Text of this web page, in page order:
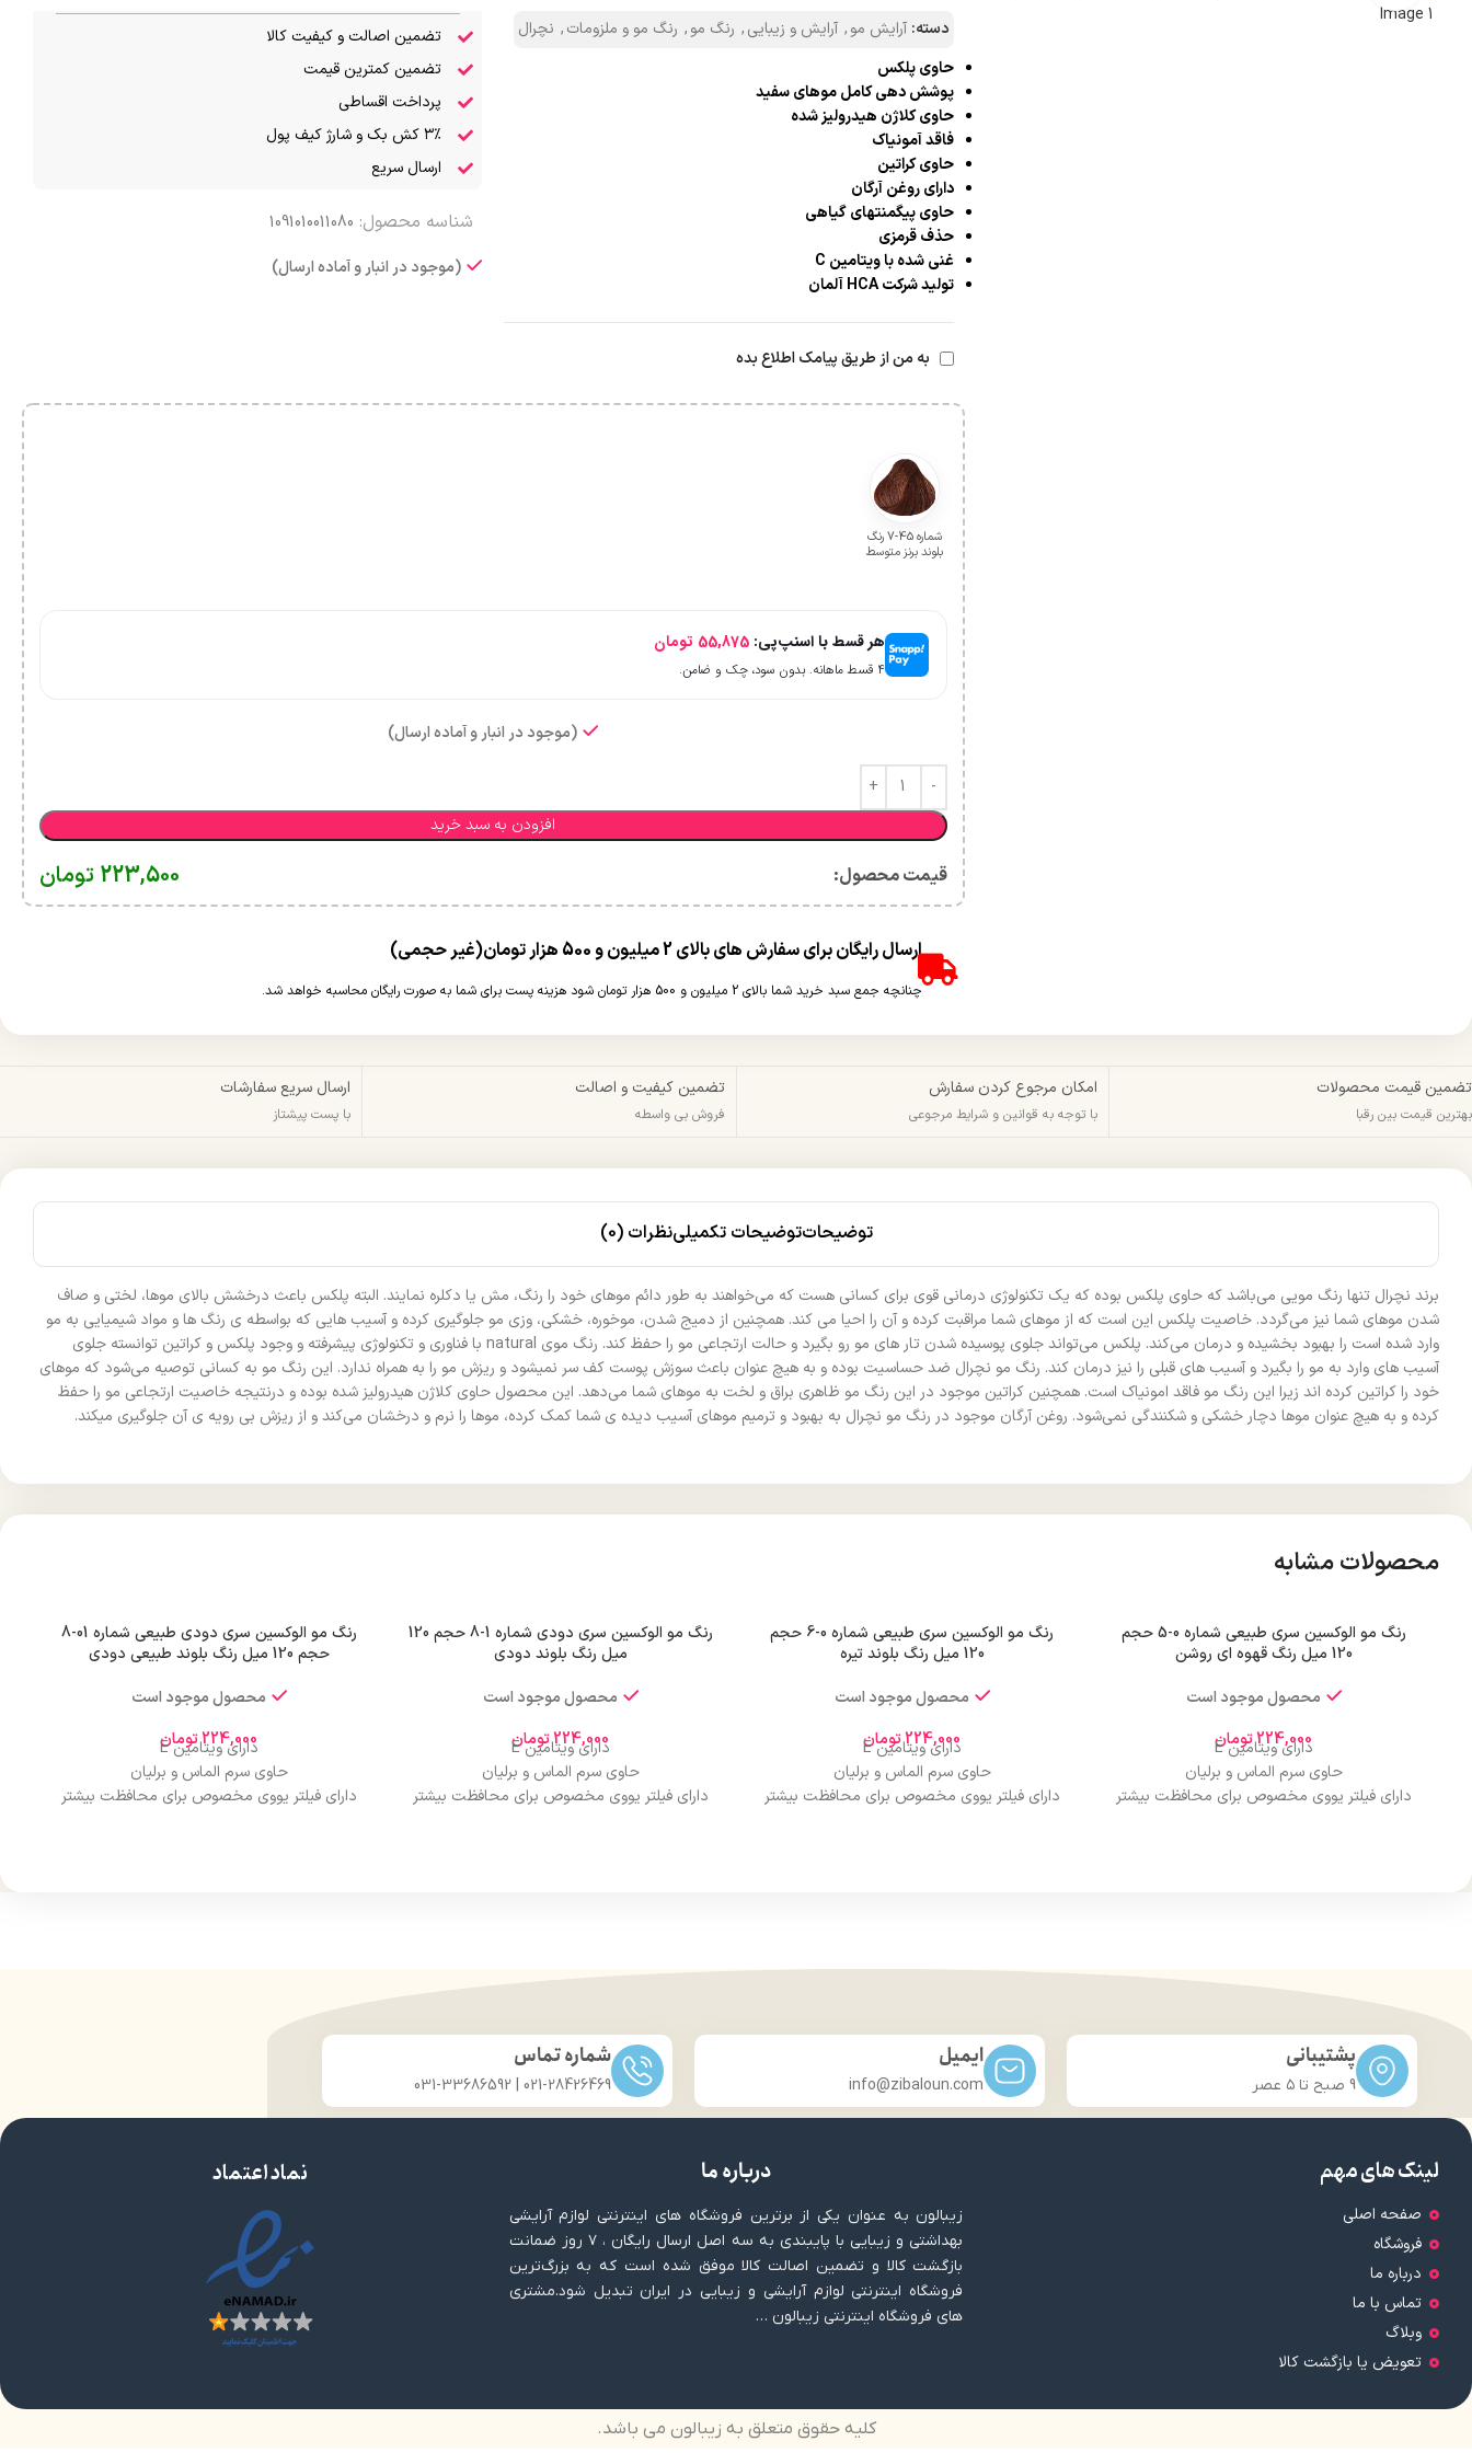
دسته: آرایش مو, آرایش و زیبایی, رنگ مو, رنگ مو و ملزومات, نچرال
حاوی پلکس
پوشش دهی کامل موهای سفید
حاوی کلاژن هیدرولیز شده
فاقد آمونیاک
حاوی کراتین
دارای روغن آرگان
حاوی پیگمنتهای گیاهی
حذف قرمزی
غنی شده با ویتامین C
تولید شرکت HCA آلمان
به من از طریق پیامک اطلاع بده
تضمین اصالت و کیفیت کالا
تضمین کمترین قیمت
پرداخت اقساطی
۳٪ کش بک و شارژ کیف پول
ارسال سریع
شناسه محصول: 1091010011080
(موجود در انبار و آماده ارسال)
شماره 45-7 رنگ
بلوند برنز متوسط
هر قسط با اسنپ‌پی:55,875 تومان
۴ قسط ماهانه. بدون سود، چک و ضامن.
(موجود در انبار و آماده ارسال)
افزودن به سبد خرید
قیمت محصول:​ 223,500 تومان
ارسال رایگان برای سفارش های بالای 2 میلیون و 500 هزار تومان(غیر حجمی)
چنانچه جمع سبد خرید شما بالای 2 میلیون و 500 هزار تومان شود هزینه پست برای شما به صورت رایگان محاسبه خواهد شد.
تضمین قیمت محصولات
بهترین قیمت بین رقبا
امکان مرجوع کردن سفارش
با توجه به قوانین و شرایط مرجوعی
تضمین کیفیت و اصالت
فروش بی واسطه
ارسال سریع سفارشات
با پست پیشتاز
توضیحاتتوضیحات تکمیلینظرات (0)
برند نچرال تنها رنگ مویی می‌باشد که حاوی پلکس بوده که یک تکنولوژی درمانی قوی برای کسانی هست که می‌خواهند به طور دائم موهای خود را رنگ، مش یا دکلره نمایند. البته پلکس باعث درخشش بالای موها، لختی و صاف
شدن موهای شما نیز می‌گردد. خاصیت پلکس این است که از موهای شما مراقبت کرده و آن را احیا می کند. همچنین از دمیج شدن، موخوره، خشکی، وزی مو جلوگیری کرده و آسیب هایی که بواسطه ی رنگ ها و مواد شیمیایی به مو
وارد شده است را بهبود بخشیده و درمان می‌کند. پلکس می‌تواند جلوی پوسیده شدن تار های مو رو بگیرد و حالت ارتجاعی مو را حفظ کند. رنگ موی natural با فناوری و تکنولوژی پیشرفته و وجود پلکس و کراتین توانسته جلوی
آسیب های وارد به مو را بگیرد و آسیب های قبلی را نیز درمان کند. رنگ مو نچرال ضد حساسیت بوده و به هیچ عنوان باعث سوزش پوست کف سر نمیشود و ریزش مو را به همراه ندارد. این رنگ مو به کسانی توصیه می‌شود که موهای
خود را کراتین کرده اند زیرا این رنگ مو فاقد امونیاک است. همچنین کراتین موجود در این رنگ مو ظاهری براق و لخت به موهای شما می‌دهد. این محصول حاوی کلاژن هیدرولیز شده بوده و درنتیجه خاصیت ارتجاعی مو را حفظ
کرده و به هیچ عنوان موها دچار خشکی و شکنندگی نمی‌شود. روغن آرگان موجود در رنگ مو نچرال به بهبود و ترمیم موهای آسیب دیده ی شما کمک کرده، موها را نرم و درخشان می‌کند و از ریزش بی رویه ی آن جلوگیری میکند.
محصولات مشابه
رنگ مو الوکسین سری طبیعی شماره 0-5 حجم
120 میل رنگ قهوه ای روشن
محصول موجود است
224,000تومان
دارای ویتامین E
حاوی سرم الماس و برلیان
دارای فیلتر یووی مخصوص برای محافظت بیشتر
رنگ مو الوکسین سری طبیعی شماره 0-6 حجم
120 میل رنگ بلوند تیره
محصول موجود است
224,000تومان
دارای ویتامین E
حاوی سرم الماس و برلیان
دارای فیلتر یووی مخصوص برای محافظت بیشتر
رنگ مو الوکسین سری دودی شماره 1-8 حجم 120
میل رنگ بلوند دودی
محصول موجود است
224,000تومان
دارای ویتامین E
حاوی سرم الماس و برلیان
دارای فیلتر یووی مخصوص برای محافظت بیشتر
رنگ مو الوکسین سری دودی طبیعی شماره 01-8
حجم 120 میل رنگ بلوند طبیعی دودی
محصول موجود است
224,000تومان
دارای ویتامین E
حاوی سرم الماس و برلیان
دارای فیلتر یووی مخصوص برای محافظت بیشتر
پشتیبانی
9 صبح تا ۵ عصر
ایمیل
info@zibaloun.com
شماره تماس
021-28426469 | 031-33686592
لینک های مهم
صفحه اصلی
فروشگاه
درباره ما
تماس با ما
وبلاگ
تعویض یا بازگشت کالا
درباره ما
زیبالون به عنوان یکی از برترین فروشگاه های اینترنتی لوازم آرایشی
بهداشتی و زیبایی با پایبندی به سه اصل ارسال رایگان ، ۷ روز ضمانت
بازگشت کالا و تضمین اصالت کالا موفق شده است که به بزرگ‌ترین
فروشگاه اینترنتی لوازم آرایشی و زیبایی در ایران تبدیل شود.مشتری
های فروشگاه اینترنتی زیبالون …
نماد اعتماد
کلیه حقوق متعلق به زیبالون می باشد.